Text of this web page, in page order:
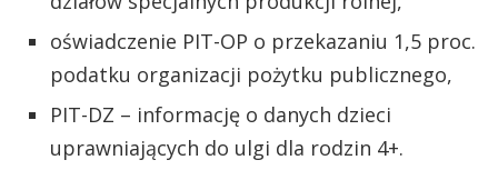
oświadczenie PIT-OP o przekazaniu 1,5 proc.
podatku organizacji pożytku publicznego,
PIT-DZ – informację o danych dzieci
uprawniających do ulgi dla rodzin 4+.